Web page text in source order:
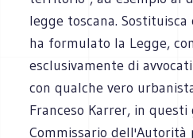
legge toscana.
ha formulato la Legge,
esclusivamente di
con qualche vero
Franceso Karrer, in
Commissario dell'Autorità